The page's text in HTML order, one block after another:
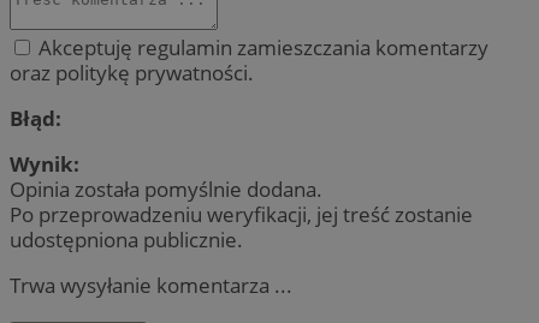
Akceptuję regulamin zamieszczania komentarzy
oraz politykę prywatności.
Błąd:
Wynik:
Opinia została pomyślnie dodana.
Po przeprowadzeniu weryfikacji, jej treść zostanie
udostępniona publicznie.
Trwa wysyłanie komentarza ...